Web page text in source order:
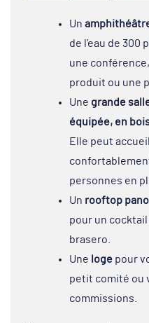
Un
de l’eau de 300
une
produit ou une
Une grande
équipée, en
Elle peut
personnes en
Un rooftop
pour un
brasero.
Une loge pour
petit comité ou
commissions.